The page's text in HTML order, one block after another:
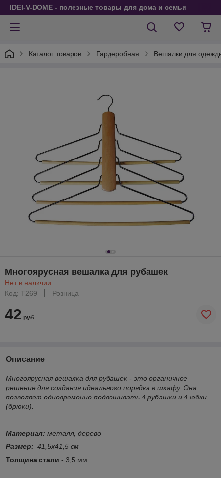
IDEI-V-DOME - полезные товары для дома и семьи
Каталог товаров Гардеробная Вешалки для
Многоярусная вешалка для рубашек
Нет в наличии
Код: Т269
Розница
42 руб.
Описание
Многоярусная вешалка для рубашек - это органичное
решение для создания идеального порядка в шкафу. Она
позволяет одновременно подвешивать 4 рубашки и 4 юбки
(брюки).
Материал: металл, дерево
Размер: 41,5х41,5 см
Толщина стали - 3,5 мм